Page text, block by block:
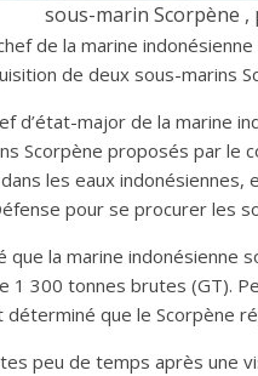
sous-marin Scorpène
de la marine
de deux sous-marins
d’état-major de la marine
Scorpène proposés par le
les eaux indonésiennes,
pour se procurer les
que la marine
1 300 tonnes brutes (GT).
que le Scorpène
peu de temps après une